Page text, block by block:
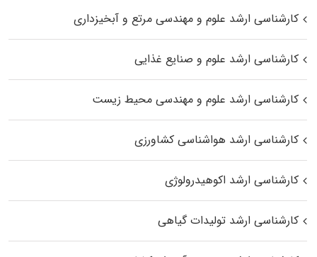
کارشناسی ارشد علوم و مهندسی مرتع و آبخیزداری
کارشناسی ارشد علوم و صنایع غذایی
کارشناسی ارشد علوم و مهندسی محیط زیست
کارشناسی ارشد هواشناسی کشاورزی
کارشناسی ارشد اکوهیدرولوژی
کارشناسی ارشد تولیدات گیاهی